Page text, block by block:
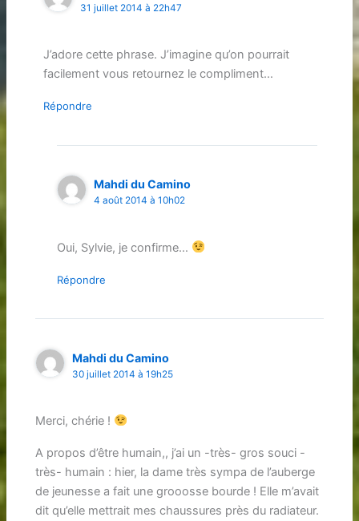
31 juillet 2014 à 22h47
J’adore cette phrase. J’imagine qu’on pourrait
facilement vous retournez le compliment…
Répondre
Mahdi du Camino
4 août 2014 à 10h02
Oui, Sylvie, je confirme…
Répondre
Mahdi du Camino
30 juillet 2014 à 19h25
Merci, chérie !
A propos d’être humain,, j’ai un -très- gros souci -
très- humain : hier, la dame très sympa de l’auberge
de jeunesse a fait une grooosse bourde ! Elle m’avait
dit qu’elle mettrait mes chaussures près du radiateur.